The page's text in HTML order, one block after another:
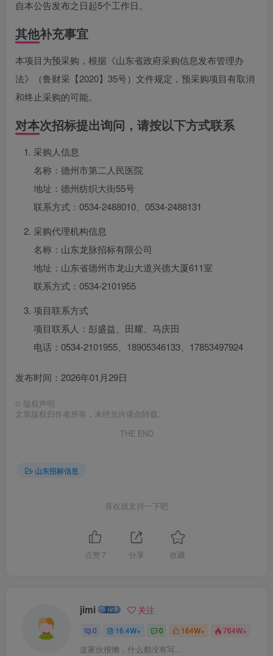
自本公告发布之日起5个工作日。
其他补充事宜
本项目为预采购，根据《山东省政府采购信息发布管理办
法》（鲁财采【2020】35号）文件规定，预采购项目有取消
和终止采购的可能。
对本次招标提出询问，请按以下方式联系
采购人信息
名称：德州市第二人民医院
地址：德州纺织大街55号
联系方式：0534-2488010、0534-2488131
采购代理机构信息
名称：山东龙脉招标有限公司
地址：山东省德州市龙山大道兴德大厦611室
联系方式：0534-2101955
项目联系方式
项目联系人：彭盛益、田耀、马庆田
电话：0534-2101955、18905346133、17853497924
发布时间：2026年01月29日
© 版权声明
文章版权归作者所有，未经允许请勿转载。
THE END
山东招标信息
喜欢就支持一下吧
点赞 7 分享 收藏
jimi 关注
0 16.4W+ 0 164W+ 764W+
这家伙很懒，什么都没有写...